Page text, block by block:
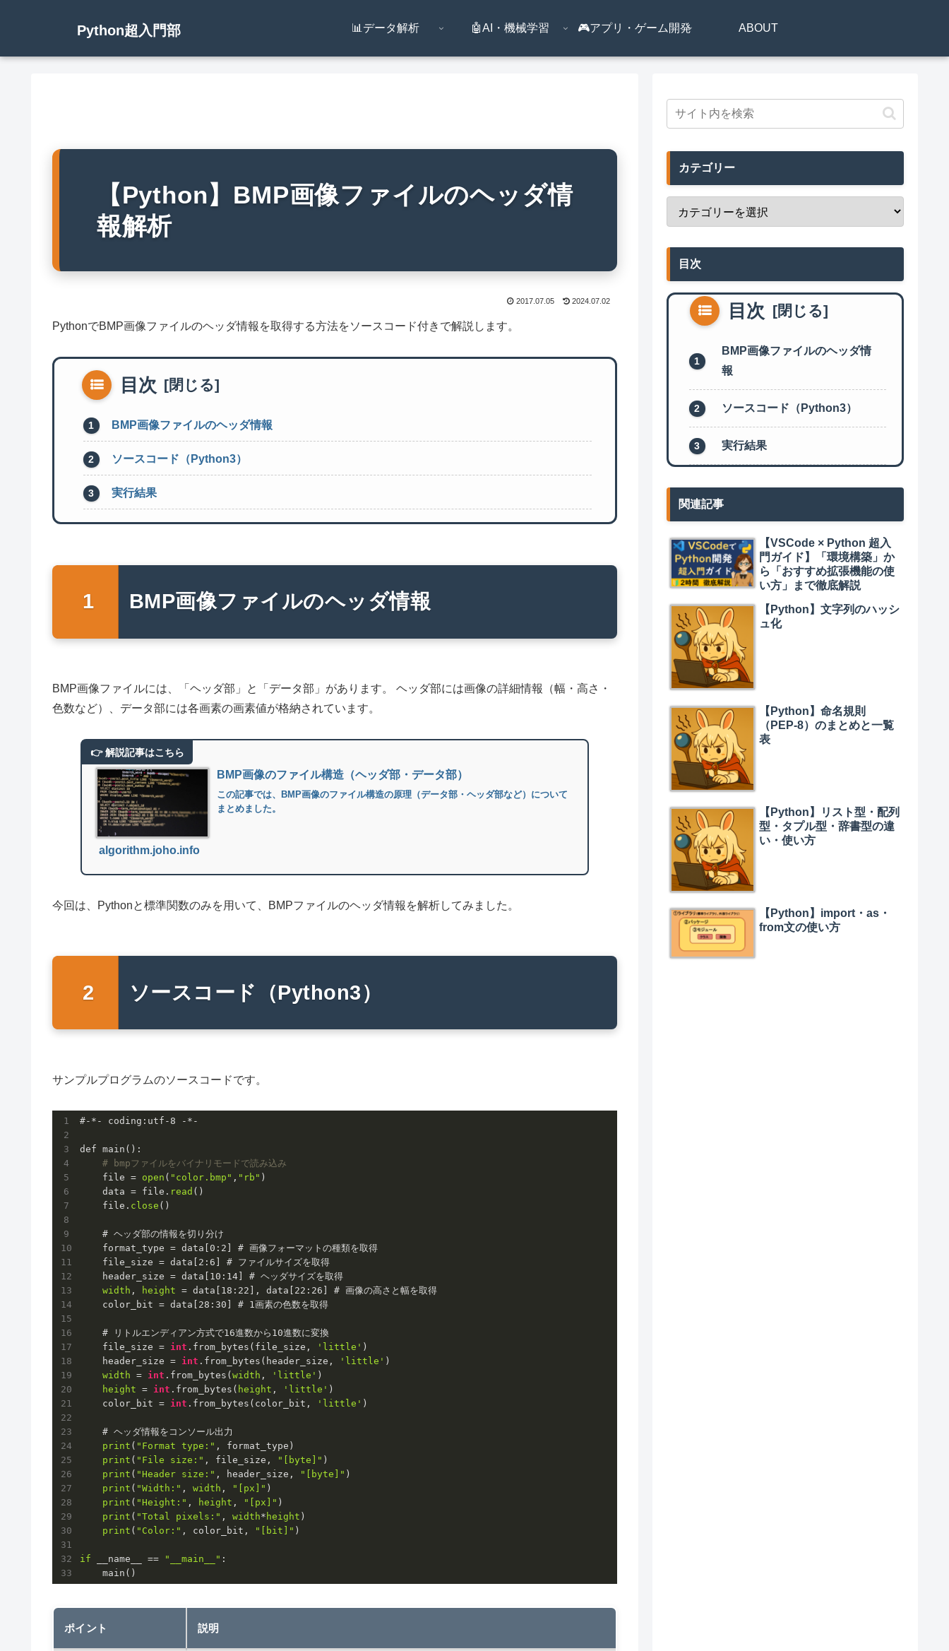
Python超入門部 📊データ解析 🤖AI・機械学習 🎮️アプリ・ゲーム開発 ABOUT
【Python】BMP画像ファイルのヘッダ情
報解析
2017.07.05 2024.07.02
PythonでBMP画像ファイルのヘッダ情報を取得する方法をソースコード付きで解説します。
目次
BMP画像ファイルのヘッダ情報
ソースコード（Python3）
実行結果
BMP画像ファイルのヘッダ情報
BMP画像ファイルには、「ヘッダ部」と「データ部」があります。 ヘッダ部には画像の詳細情報（幅・高さ・
色数など）、データ部には各画素の画素値が格納されています。
BMP画像のファイル構造（ヘッダ部・データ部）
この記事では、BMP画像のファイル構造の原理（データ部・ヘッダ部など）について
まとめました。
algorithm.joho.info
今回は、Pythonと標準関数のみを用いて、BMPファイルのヘッダ情報を解析してみました。
ソースコード（Python3）
サンプルプログラムのソースコードです。
#-*- coding:utf -8 -*-
def main():
# bmpファイルをバイナリモードで読み込み
    file =
open ( "color.bmp" , "rb" )
    data = file.
read ()
    file.
close ()
    # ヘッダ部の情報を切り分け
    format_type = data[
0 : 2 ] # 画像フォーマットの種類を取得
    file_size = data[
2 : 6 ] # ファイルサイズを取得
    header_size = data[
10 : 14 ] # ヘッダサイズを取得
width , height = data[ 18 : 22 ], data[ 22 : 26 ] # 画像の高さと幅を取得
    color_bit = data[
28 : 30 ] # 1画素の色数を取得
    # リトルエンディアン方式で
16進数から 10進数に変換
    file_size =
int .from_bytes(file_size, 'little' )
    header_size =
int .from_bytes(header_size, 'little' )
width = int .from_bytes( width , 'little' )
height = int .from_bytes( height , 'little' )
    color_bit =
int .from_bytes(color_bit, 'little' )
    # ヘッダ情報をコンソール出力
print ( "Format type:" , format_type)
print ( "File size:" , file_size, "[byte]" )
print ( "Header size:" , header_size, "[byte]" )
print ( "Width:" , width , "[px]" )
print ( "Height:" , height , "[px]" )
print ( "Total pixels:" , width* height )
print ( "Color:" , color_bit, "[bit]" )
if __name__ == "__main__" :
ポイント 説明
カテゴリー
目次
目次
BMP画像ファイルのヘッダ情
報
ソースコード（Python3）
実行結果
関連記事
【VSCode × Python 超入
門ガイド】「環境構築」か
ら「おすすめ拡張機能の使
い方」まで徹底解説
【Python】文字列のハッシ
ュ化
【Python】命名規則
（PEP-8）のまとめと一覧
表
【Python】リスト型・配列
型・タプル型・辞書型の違
い・使い方
【Python】import・as・
from文の使い方